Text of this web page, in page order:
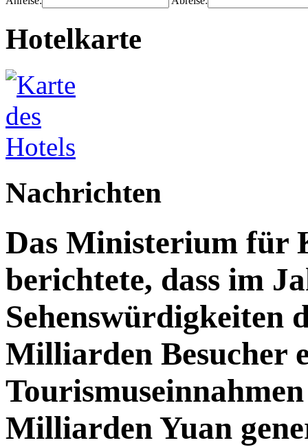
Hotelkarte
Nachrichten
Das Ministerium für
berichtete, dass im
Sehenswürdigkeiten
Milliarden Besucher
Milliarden Yuan